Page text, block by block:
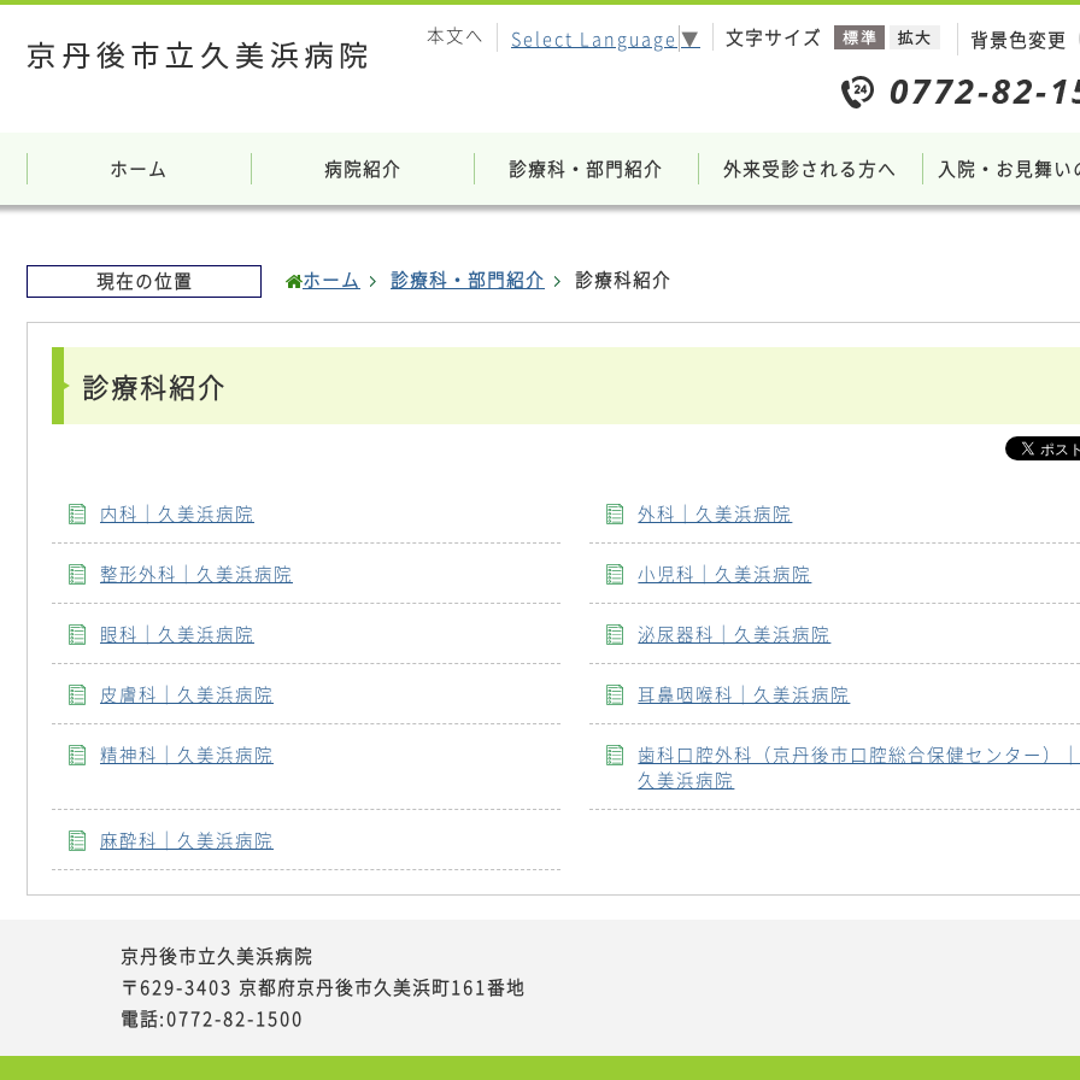
本文へ Select Language ▼ 文字サイズ 背景色変更
ホーム 病院紹介 診療科・部門紹介 外来受診される方へ 入院・お見舞い
現在の位置 ホーム 診療科・部門紹介 診療科紹介
診療科紹介
内科｜久美浜病院 外科｜久美浜病院
整形外科｜久美浜病院 小児科｜久美浜病院
眼科｜久美浜病院 泌尿器科｜久美浜病院
皮膚科｜久美浜病院 耳鼻咽喉科｜久美浜病院
精神科｜久美浜病院
歯科口腔外科（京丹後市口腔総合保健センター）
久美浜病院
麻酔科｜久美浜病院
京丹後市立久美浜病院
〒629-3403 京都府京丹後市久美浜町161番地
電話:0772-82-1500